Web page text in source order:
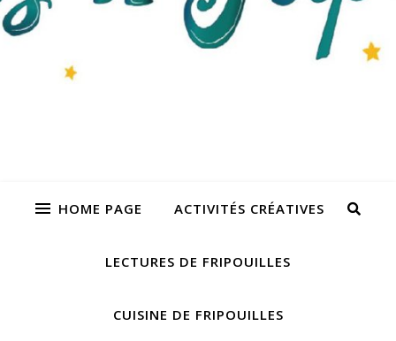
HOME PAGE ACTIVITÉS CRÉATIVES
LECTURES DE FRIPOUILLES
CUISINE DE FRIPOUILLES